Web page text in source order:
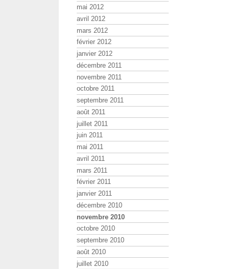
mai 2012
avril 2012
mars 2012
février 2012
janvier 2012
décembre 2011
novembre 2011
octobre 2011
septembre 2011
août 2011
juillet 2011
juin 2011
mai 2011
avril 2011
mars 2011
février 2011
janvier 2011
décembre 2010
novembre 2010
octobre 2010
septembre 2010
août 2010
juillet 2010